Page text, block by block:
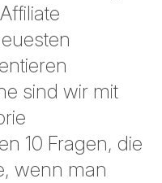
sind wir mit
10 Fragen, die
wenn man